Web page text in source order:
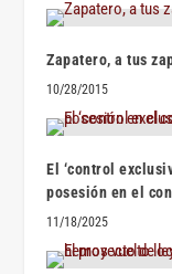
Zapatero, a tus
10/28/2015
El ‘control
posesión en el
11/18/2025